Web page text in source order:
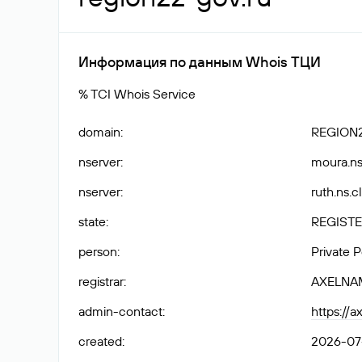
Информация по данным Whois ТЦИ
% TCI Whois Service
domain:
nserver:
nserver:
state:
person:
Private
registrar:
admin-contact:
https://
created: 2026-